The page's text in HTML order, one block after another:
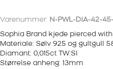
Varenummer: N-PWL-DIA-42-
Sophia Brand kjede pierced
Materiale: Sølv 925 og gultgull
Diamant: 0,015ct TW.SI
Størrelse anheng: 13mm